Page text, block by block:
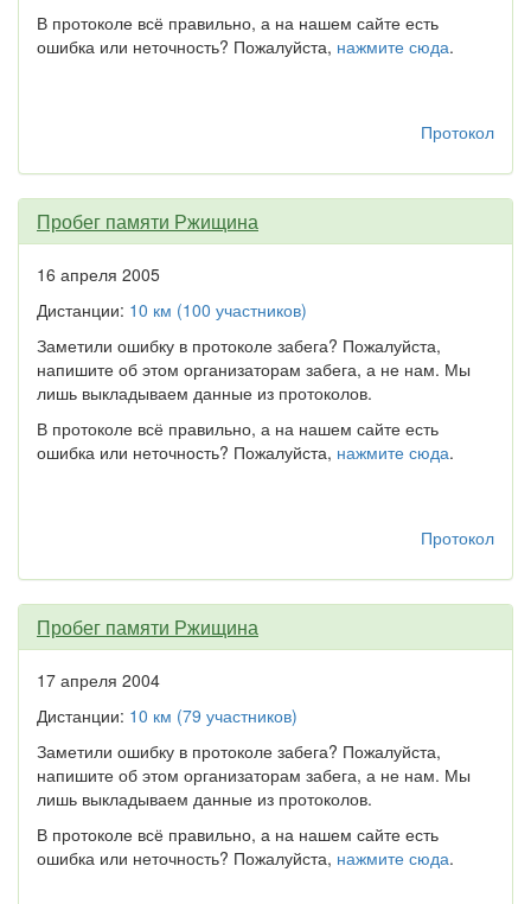
В протоколе всё правильно, а на нашем сайте есть
ошибка или неточность? Пожалуйста, нажмите сюда.
Протокол
Пробег памяти Ржищина
16 апреля 2005
Дистанции: 10 км (100 участников)
Заметили ошибку в протоколе забега? Пожалуйста,
напишите об этом организаторам забега, а не нам. Мы
лишь выкладываем данные из протоколов.
В протоколе всё правильно, а на нашем сайте есть
ошибка или неточность? Пожалуйста, нажмите сюда.
Протокол
Пробег памяти Ржищина
17 апреля 2004
Дистанции: 10 км (79 участников)
Заметили ошибку в протоколе забега? Пожалуйста,
напишите об этом организаторам забега, а не нам. Мы
лишь выкладываем данные из протоколов.
В протоколе всё правильно, а на нашем сайте есть
ошибка или неточность? Пожалуйста, нажмите сюда.